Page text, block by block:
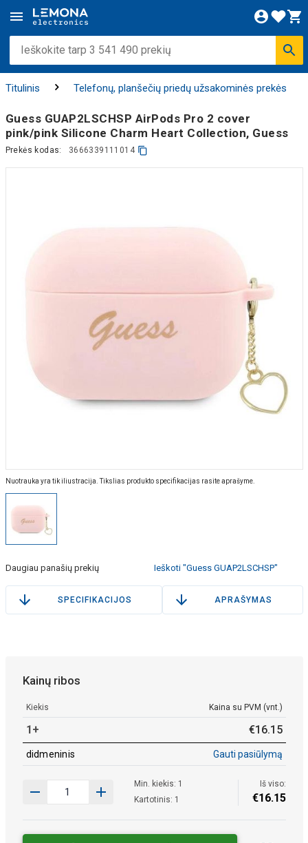
Titulinis Telefonų, planšečių priedų užsakominės prekės
Guess GUAP2LSCHSP AirPods Pro 2 cover
pink/pink Silicone Charm Heart Collection, Guess
Prekės kodas: 3666339111014
Nuotrauka yra tik iliustracija. Tikslias produkto specifikacijas rasite aprašyme.
Daugiau panašių prekių Ieškoti "Guess GUAP2LSCHSP"
SPECIFIKACIJOS APRAŠYMAS
Kainų ribos
Kiekis Kaina su PVM (vnt.)
1+ €16.15
didmeninis Gauti pasiūlymą
Min. kiekis: 1
Kartotinis: 1
Iš viso:
€16.15